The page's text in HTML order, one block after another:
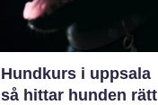
Hundkurs i uppsala
så hittar hunden rätt